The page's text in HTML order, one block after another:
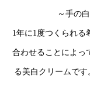
～手の
1年に1度つくられる
合わせることによっ
る美白クリームで